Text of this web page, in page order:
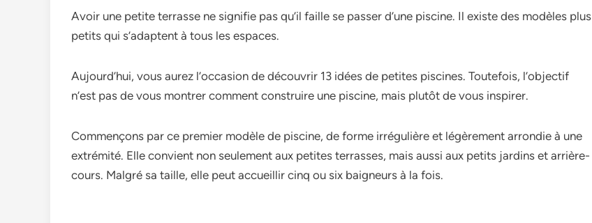
Avoir une petite terrasse ne signifie pas qu’il faille se passer d’une piscine. Il existe des modèles plus
petits qui s’adaptent à tous les espaces.
Aujourd’hui, vous aurez l’occasion de découvrir 13 idées de petites piscines. Toutefois, l’objectif
n’est pas de vous montrer comment construire une piscine, mais plutôt de vous inspirer.
Commençons par ce premier modèle de piscine, de forme irrégulière et légèrement arrondie à une
extrémité. Elle convient non seulement aux petites terrasses, mais aussi aux petits jardins et arrière-
cours. Malgré sa taille, elle peut accueillir cinq ou six baigneurs à la fois.